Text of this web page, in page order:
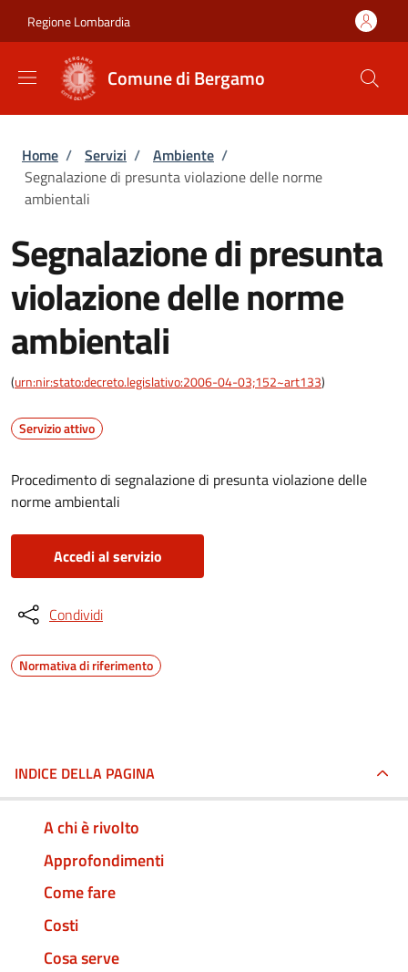
Regione Lombardia
Comune di Bergamo
Briciole di pane
Home / Servizi / Ambiente /
Segnalazione di presunta violazione delle norme
ambientali
Segnalazione di presunta
violazione delle norme
ambientali
(urn:nir:stato:decreto.legislativo:2006-04-03;152~art133)
Servizio attivo
Procedimento di segnalazione di presunta violazione delle
norme ambientali
Accedi al servizio
Condividi
Normativa di riferimento
INDICE DELLA PAGINA
A chi è rivolto
Approfondimenti
Come fare
Costi
Cosa serve